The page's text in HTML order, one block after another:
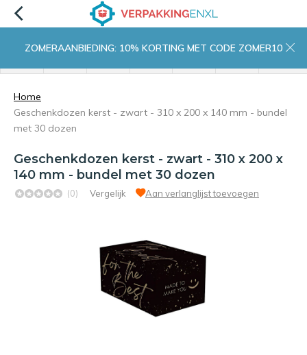
ZOMERAANBIEDING: 10% KORTING MET CODE ZOMER10
Home
Geschenkdozen kerst - zwart - 310 x 200 x 140 mm - bundel
met 30 dozen
Geschenkdozen kerst - zwart - 310 x 200 x
140 mm - bundel met 30 dozen
(0) Vergelijk Aan verlanglijst toevoegen